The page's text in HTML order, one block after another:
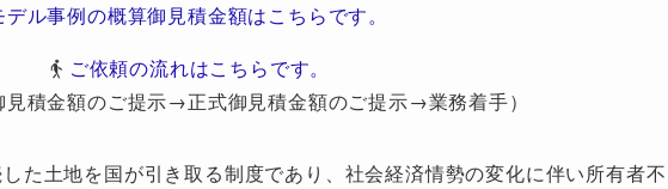
デル事例の概算御見積金額はこちらです。
ご依頼の流れはこちらです。
見積金額のご提示→正式御見積金額のご提示→業務着手）
た土地を国が引き取る制度であり、社会経済情勢の変化に伴い所有者不